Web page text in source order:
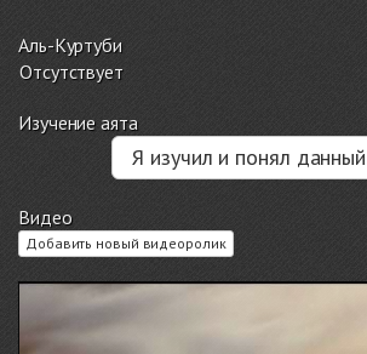
Аль-Куртуби
Отсутствует
Изучение аята
Я изучил и понял
Видео
Добавить новый видеоролик